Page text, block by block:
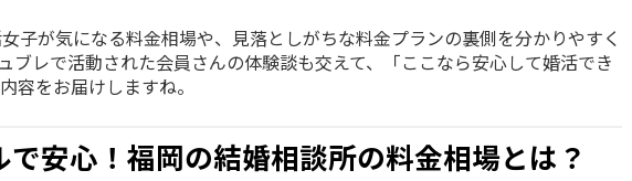
子が気になる料金相場や、見落としがちな料金プランの裏側を分かりやすく
ブレで活動された会員さんの体験談も交えて、「ここなら安心して婚活でき
容をお届けしますね。
で安心！福岡の結婚相談所の料金相場とは？